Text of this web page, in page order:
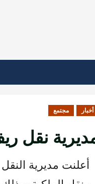
أخبار مجتمع
نقل
أعلنت مديرية